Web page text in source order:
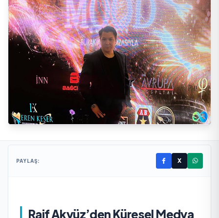
PAYLAŞ: X
Raif Akyüz’den Küresel Medya